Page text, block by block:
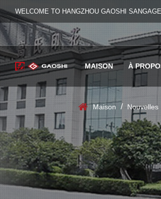
WELCOME TO HANGZHOU GAOSHI
MAISON À
Maison / Nouvelles